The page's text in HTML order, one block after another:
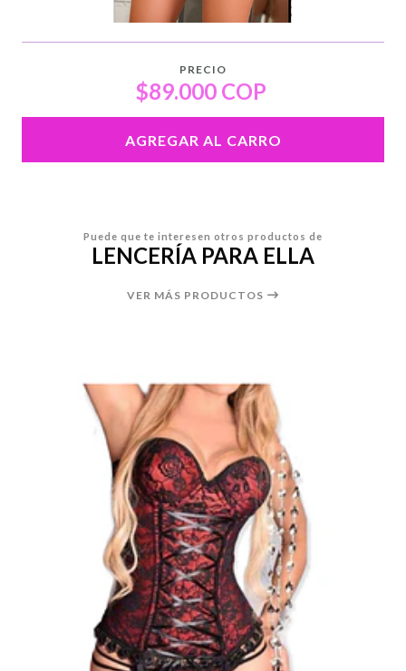
PRECIO
$89.000 COP
AGREGAR AL CARRO
Puede que te interesen otros productos de
LENCERÍA PARA ELLA
VER MÁS PRODUCTOS